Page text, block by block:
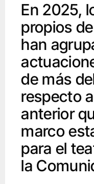
En 2025,
propios
han
de más
respecto
anterior
marco
para el
la